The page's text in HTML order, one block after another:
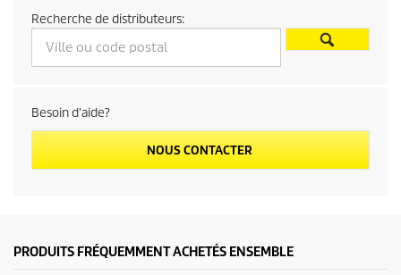
Recherche de distributeurs:
Besoin d'aide?
NOUS CONTACTER
PRODUITS FRÉQUEMMENT ACHETÉS ENSEMBLE